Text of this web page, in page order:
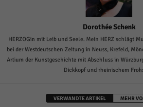
Dorothée Schenk
HERZOGin mit Leib und Seele. Mein HERZ schlägt
bei der Westdeutschen Zeitung in Neuss, Krefeld,
Artium der Kunstgeschichte mit Abschluss in
Dickkopf und rheinischem
VERWANDTE ARTIKEL MEHR